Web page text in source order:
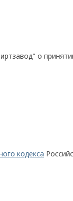
о
кодекса